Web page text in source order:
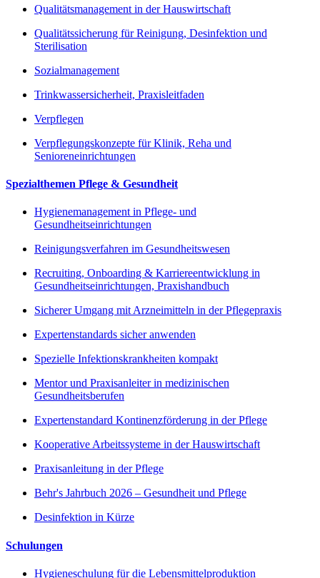
Qualitätsmanagement in der Hauswirtschaft
Qualitätssicherung für Reinigung, Desinfektion und
Sterilisation
Sozialmanagement
Trinkwassersicherheit, Praxisleitfaden
Verpflegen
Verpflegungskonzepte für Klinik, Reha und
Senioreneinrichtungen
Spezialthemen Pflege & Gesundheit
Hygienemanagement in Pflege- und
Gesundheitseinrichtungen
Reinigungsverfahren im Gesundheitswesen
Recruiting, Onboarding & Karriereentwicklung in
Gesundheitseinrichtungen, Praxishandbuch
Sicherer Umgang mit Arzneimitteln in der Pflegepraxis
Expertenstandards sicher anwenden
Spezielle Infektionskrankheiten kompakt
Mentor und Praxisanleiter in medizinischen
Gesundheitsberufen
Expertenstandard Kontinenzförderung in der Pflege
Kooperative Arbeitssysteme in der Hauswirtschaft
Praxisanleitung in der Pflege
Behr's Jahrbuch 2026 – Gesundheit und Pflege
Desinfektion in Kürze
Schulungen
Hygieneschulung für die Lebensmittelproduktion